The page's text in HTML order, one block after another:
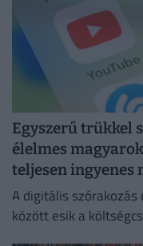
Egyszerű trükkel
élelmes
teljesen ingyenes
A digitális
között esik a